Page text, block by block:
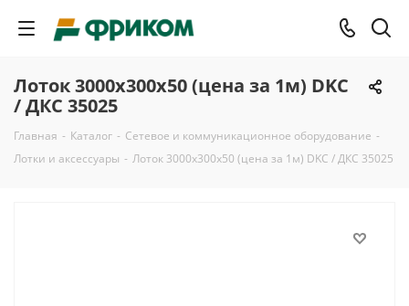
Лоток 3000x300х50 (цена за 1м) DKC
/ ДКС 35025
Главная - Каталог - Сетевое и коммуникационное оборудование -
Лотки и аксессуары - Лоток 3000x300х50 (цена за 1м) DKC / ДКС 35025